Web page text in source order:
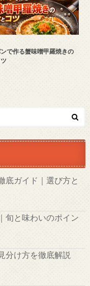
で作る蟹味噌甲羅焼きの
底ガイド｜選び方と
旬と味わいのポイン
分け方を徹底解説